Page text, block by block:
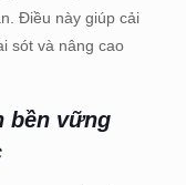
Điều này giúp cải
sót và nâng cao
bền vững